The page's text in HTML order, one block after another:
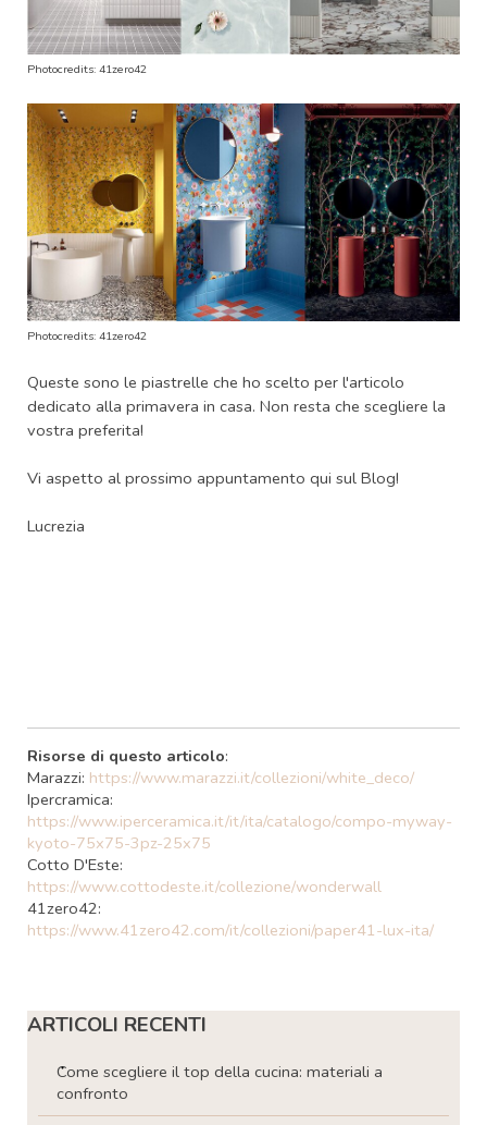
Photocredits: 41zero42
Photocredits: 41zero42
Queste sono le piastrelle che ho scelto per l'articolo
dedicato alla primavera in casa. Non resta che scegliere la
vostra preferita!
Vi aspetto al prossimo appuntamento qui sul Blog!
Lucrezia
Risorse di questo articolo:
Marazzi: https://www.marazzi.it/collezioni/white_deco/
Ipercramica:
https://www.iperceramica.it/it/ita/catalogo/compo-myway-
kyoto-75x75-3pz-25x75
Cotto D'Este:
https://www.cottodeste.it/collezione/wonderwall
41zero42:
https://www.41zero42.com/it/collezioni/paper41-lux-ita/
Salta blocco ARTICOLI RECENTI
ARTICOLI RECENTI
Come scegliere il top della cucina: materiali a
confronto